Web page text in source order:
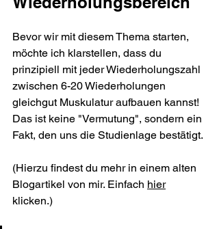
Bevor wir mit diesem Thema starten,
möchte ich klarstellen, dass du
prinzipiell mit jeder Wiederholungszahl
zwischen 6-20 Wiederholungen
gleichgut Muskulatur aufbauen kannst!
Das ist keine "Vermutung", sondern ein
Fakt, den uns die Studienlage bestätigt.
(Hierzu findest du mehr in einem alten
Blogartikel von mir. Einfach hier
klicken.)